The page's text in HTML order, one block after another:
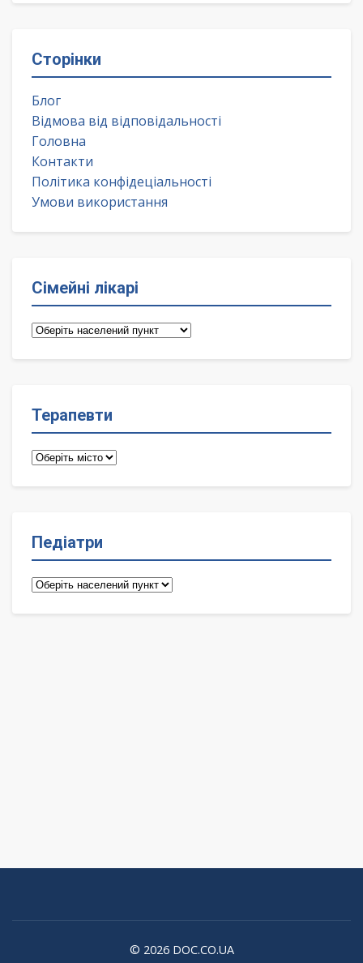
Сторінки
Блог
Відмова від відповідальності
Головна
Контакти
Політика конфідеціальності
Умови використання
Сімейні лікарі
Сімейні
Терапевти
Терапевти
Педіатри
Педіатри
© 2026 DOC.CO.UA